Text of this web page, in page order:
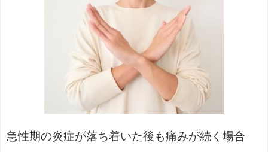
急性期の炎症が落ち着いた後も痛みが続く場合